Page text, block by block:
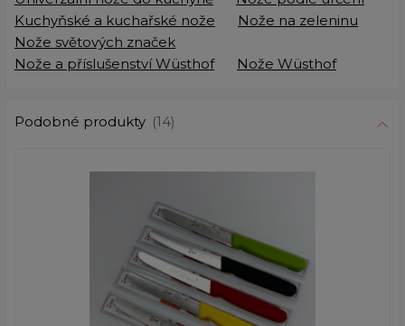
Kuchyňské a kuchařské nože
Nože na zeleninu
Nože světových značek
Nože a příslušenství Wüsthof
Nože Wüsthof
Podobné produkty (14)